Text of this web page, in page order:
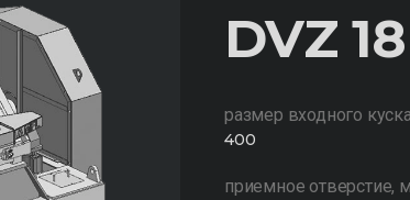
DVZ 18
размер входного
400
приемное отверстие,